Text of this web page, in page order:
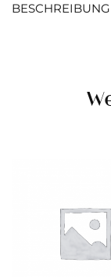
BESCHREIBUNG